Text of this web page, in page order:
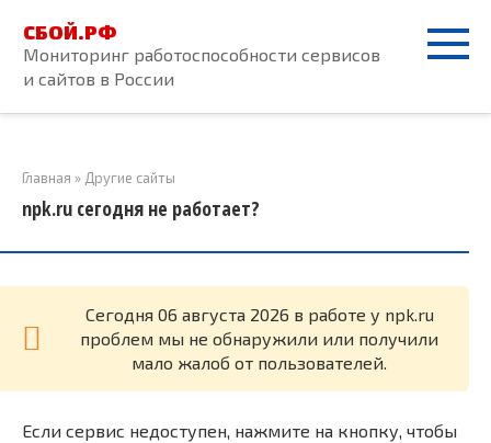
контенту
СБОЙ.РФ
Мониторинг работоспособности сервисов
и сайтов в России
Главная » Другие сайты
npk.ru сегодня не работает?
Cегодня 06 августа 2026 в работе у npk.ru
проблем мы не обнаружили или получили
мало жалоб от пользователей.
Если сервис недоступен, нажмите на кнопку, чтобы